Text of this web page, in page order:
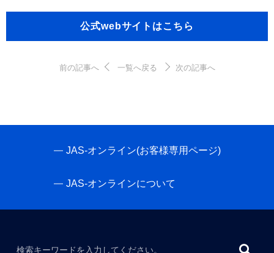
公式webサイトはこちら
前の記事へ 一覧へ戻る 次の記事へ
JAS-オンライン(お客様専用ページ)
JAS-オンラインについて